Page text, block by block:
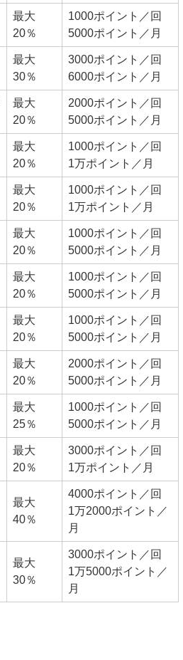
最大
20％
1000ポイント／回
5000ポイント／月
最大
30％
3000ポイント／回
6000ポイント／月
最大
20％
2000ポイント／回
5000ポイント／月
最大
20％
1000ポイント／回
1万ポイント／月
最大
20％
1000ポイント／回
1万ポイント／月
最大
20％
1000ポイント／回
5000ポイント／月
最大
20％
1000ポイント／回
5000ポイント／月
最大
20％
1000ポイント／回
5000ポイント／月
最大
20％
2000ポイント／回
5000ポイント／月
最大
25％
1000ポイント／回
5000ポイント／月
最大
20％
3000ポイント／回
1万ポイント／月
最大
40％
4000ポイント／回
1万2000ポイント／
月
最大
30％
3000ポイント／回
1万5000ポイント／
月